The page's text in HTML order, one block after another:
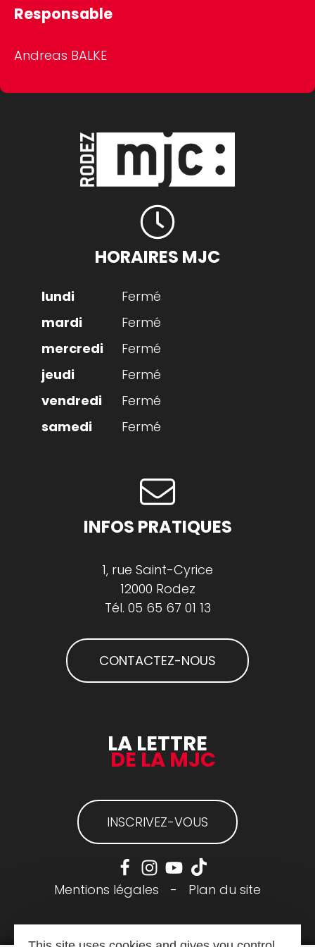
Responsable
Andreas BALKE
HORAIRES MJC
Fermé
Fermé
Fermé
Fermé
Fermé
Fermé
INFOS PRATIQUES
1, rue Saint-Cyrice
12000 Rodez
Tél. 05 65 67 01 13
CONTACTEZ-NOUS
LA LETTRE
DE LA MJC
INSCRIVEZ-VOUS
Mentions légales - Plan du site